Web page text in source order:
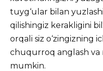
tuyg‘ular bilan
qilishingiz kerakligini
orqali siz o‘zingizning
chuqurroq anglash va
mumkin.